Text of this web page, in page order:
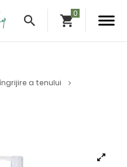
a tenului